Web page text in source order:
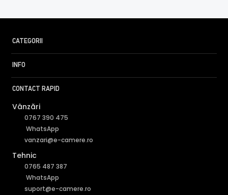
FILTRU IR MECANIC (ICR / IR Cut Fillter)
CATEGORII
INFO
CONTACT RAPID
Vânzări
0767 390 475
WhatsApp
vanzari@e-camere.ro
Tehnic
0765 487 387
WhatsApp
suport@e-camere.ro